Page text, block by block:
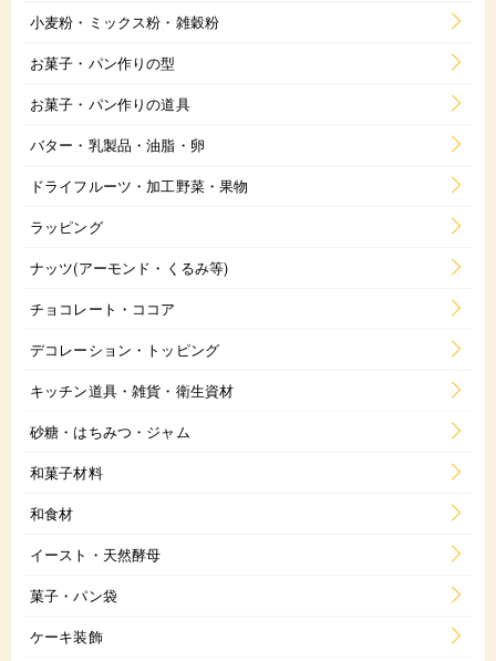
小麦粉・ミックス粉・雑穀粉
お菓子・パン作りの型
お菓子・パン作りの道具
バター・乳製品・油脂・卵
ドライフルーツ・加工野菜・果物
ラッピング
ナッツ(アーモンド・くるみ等)
チョコレート・ココア
デコレーション・トッピング
キッチン道具・雑貨・衛生資材
砂糖・はちみつ・ジャム
和菓子材料
和食材
イースト・天然酵母
菓子・パン袋
ケーキ装飾